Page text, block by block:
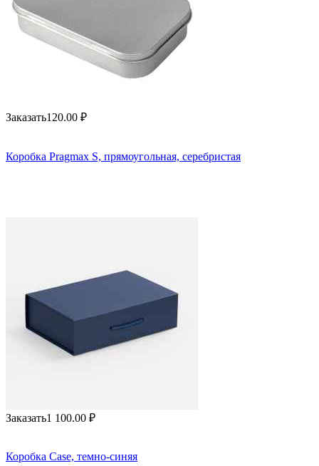
Заказать120.00 ₽
Коробка Pragmax S, прямоугольная, серебристая
Заказать1 100.00 ₽
Коробка Case, темно-синяя